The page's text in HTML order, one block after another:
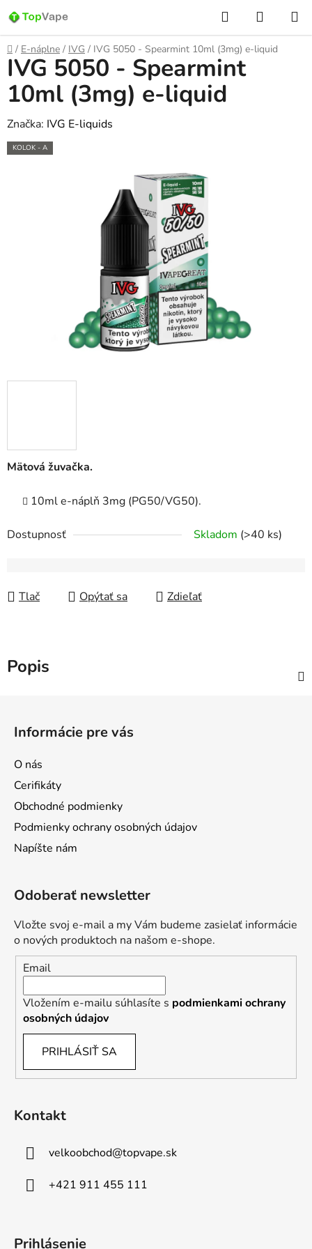
na
obsah
Hľadať
KOŠÍK
Domov
/ E-náplne / IVG / IVG 5050 - Spearmint 10ml (3mg) e-liquid
Mätová žuvačka.
10ml e-náplň 3mg (PG50/VG50).
Dostupnosť Skladom (>40 ks)
Tlač Opýtať sa Zdieľať
IVG 5050 - Spearmint
10ml (3mg) e-liquid
Značka: IVG E-liquids
KOLOK - A
Popis
Informácie pre vás
O nás
Cerifikáty
Obchodné podmienky
Podmienky ochrany osobných údajov
Napíšte nám
Odoberať newsletter
Vložte svoj e-mail a my Vám budeme zasielať informácie
o nových produktoch na našom e-shope.
Email
Vložením e-mailu súhlasíte s podmienkami ochrany
osobných údajov
PRIHLÁSIŤ SA
Kontakt
velkoobchod@topvape.sk
+421 911 455 111
Prihlásenie